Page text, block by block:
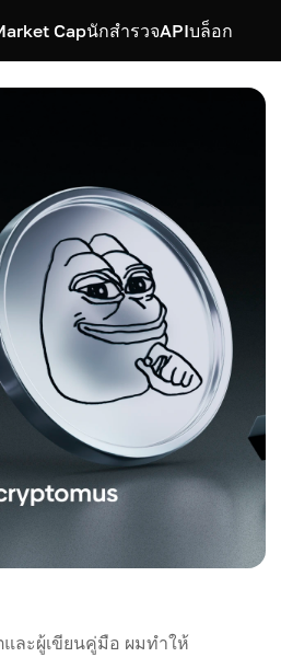
CapนักสำรวจAPIบล็อก
ละผู้เขียนคู่มือ ผมทำให้